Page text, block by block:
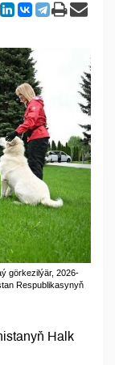
görkezilýär, 2026-
Respublikasynyň
Halk